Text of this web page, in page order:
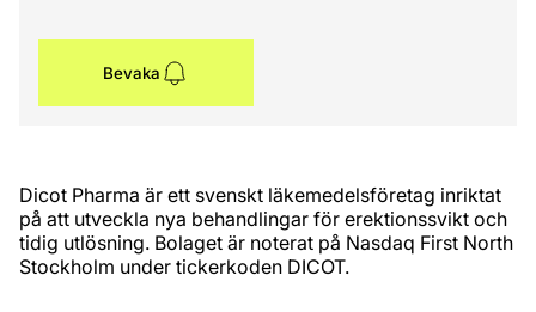
Bevaka
Dicot Pharma är ett svenskt läkemedelsföretag inriktat
på att utveckla nya behandlingar för erektionssvikt och
tidig utlösning. Bolaget är noterat på Nasdaq First North
Stockholm under tickerkoden DICOT.